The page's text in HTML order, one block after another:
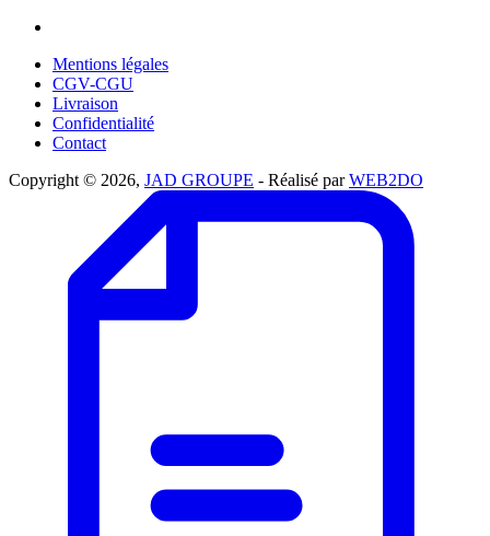
Mentions légales
CGV-CGU
Livraison
Confidentialité
Contact
Copyright © 2026, JAD GROUPE - Réalisé parWEB2DO